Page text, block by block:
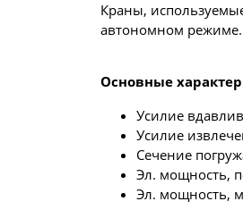
Краны,
автономном режиме.
Основные
Усилие
Усилие
Сечение
Эл. мощность,
Эл. мощность,